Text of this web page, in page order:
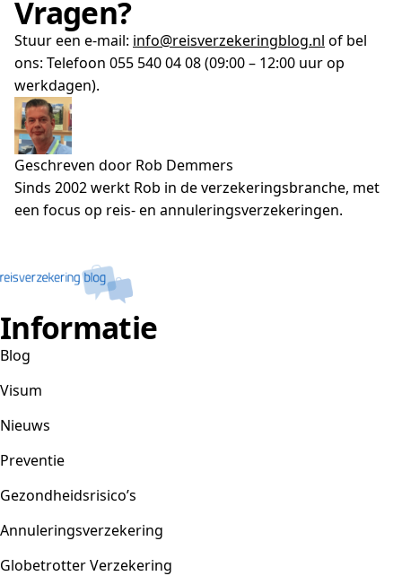
Vragen?
Stuur een e-mail: info@reisverzekeringblog.nl of bel
ons: Telefoon 055 540 04 08 (09:00 – 12:00 uur op
werkdagen).
Geschreven door Rob Demmers
Sinds 2002 werkt Rob in de verzekeringsbranche, met
een focus op reis- en annuleringsverzekeringen.
Informatie
Blog
Visum
Nieuws
Preventie
Gezondheidsrisico’s
Annuleringsverzekering
Globetrotter Verzekering